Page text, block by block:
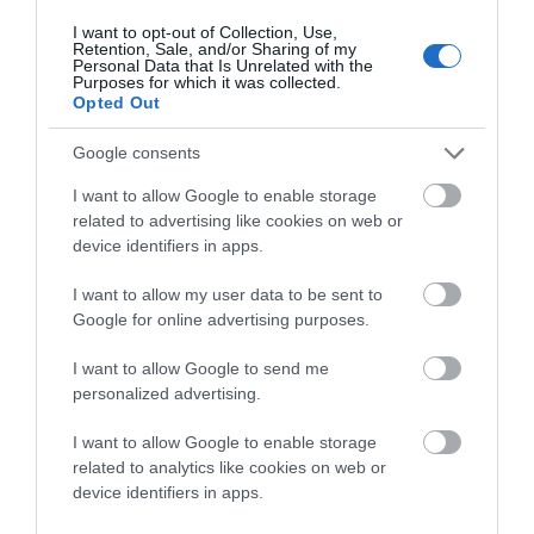
I want to opt-out of Collection, Use,
Retention, Sale, and/or Sharing of my
Personal Data that Is Unrelated with the
Purposes for which it was collected.
Opted Out
Google consents
I want to allow Google to enable storage
related to advertising like cookies on web or
device identifiers in apps.
I want to allow my user data to be sent to
Google for online advertising purposes.
I want to allow Google to send me
personalized advertising.
I want to allow Google to enable storage
related to analytics like cookies on web or
device identifiers in apps.
ποσότητα μπορεί να σας εμποδίσει να πάρετε μια
απόφαση. Κάποια στιγμή, πρέπει να εμπιστευτείς το
ένστικτό σου.
3. Χτίστε σχέσεις με τους ντόπιους από την πρώτη μέρα
Οι τοπικές προσλήψεις, οι δίκαιες πληρωμές και ο
σεβασμός είναι πολύ σημαντικές, ειδικά σε ένα νησί
όπου όλοι γνωρίζονται με όλους.
4. Αποδεχτείτε ότι δεν θα ελέγχετε τα πάντα – και αυτό
σπίτι χωρίς να το δει. Αλλά η εγκατάλειψη της απόλυτης
βεβαιότητας του επέτρεψε να πει ναι σε κάτι που
άλλαξε τη ζωή του.
Τελικές σκέψεις